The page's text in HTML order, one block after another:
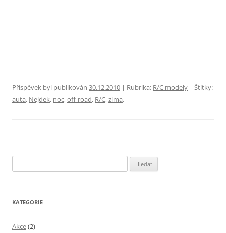
Příspěvek byl publikován 30.12.2010 | Rubrika: R/C modely | Štítky:
auta, Nejdek, noc,off-road, R/C,zima.
KATEGORIE
Akce(2)